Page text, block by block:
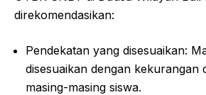
direkomendasikan:
Pendekatan yang disesuaikan:
disesuaikan dengan kekurangan
masing-masing siswa.